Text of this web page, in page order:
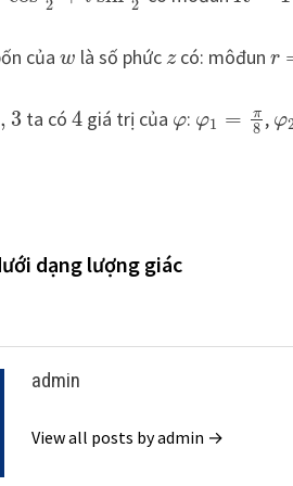
2 2
củaw là số phức zcó: môđun r
, 3 ta có 4giá trị của φ: φ1 = π
8 , φ
dạng lượng giác
admin
View all posts by admin →